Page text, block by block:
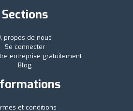
Sections
propos de nous
Se connecter
entreprise gratuitement
Blog
et conditions